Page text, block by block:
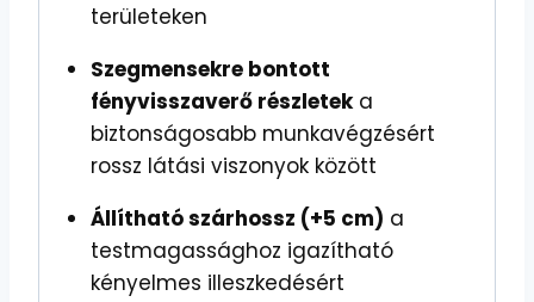
területeken
Szegmensekre bontott
fényvisszaverő részleteka
biztonságosabb munkavégzésért
rossz látási viszonyok között
Állítható szárhossz (+5 cm) a
testmagassághoz igazítható
kényelmes illeszkedésért